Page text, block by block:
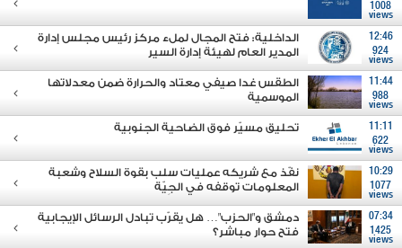
1008
views
12:46
924
views
الداخلية: فتح المجال لملء مركز رئيس مجلس إدارة
المدير العام لهيئة إدارة السير
11:44
988
views
الطقس غدا صيفي معتاد والحرارة ضمن معدلاتها
الموسمية
11:11
622
views
تحليق مسيّر فوق الضاحية الجنوبية
10:29
1077
views
نفّذ مع شريكه عمليات سلب بقوة السلاح وشعبة
المعلومات توقفه في الجِيّة
07:34
1425
views
دمشق و"الحزب"… هل يقرّب تبادل الرسائل الإيجابية
فتح حوار مباشر؟